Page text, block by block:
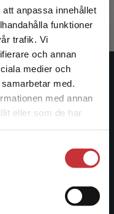
anpassa innehållet
funktioner
trafik. Vi
och annan
medier och
med.
med annan
eller som de har
utanför Sverige.
Sverige. För
är idag Sveriges
Studentlitteratur med